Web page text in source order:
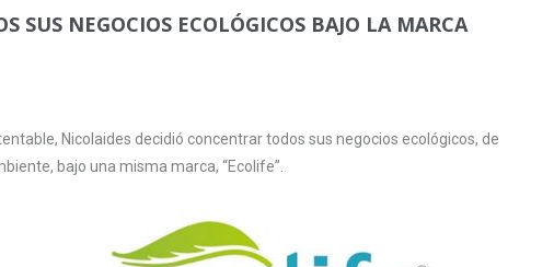
SUS NEGOCIOS ECOLÓGICOS BAJO LA MARCA
Nicolaides decidió concentrar todos sus negocios ecológicos, de
bajo una misma marca, “Ecolife”.